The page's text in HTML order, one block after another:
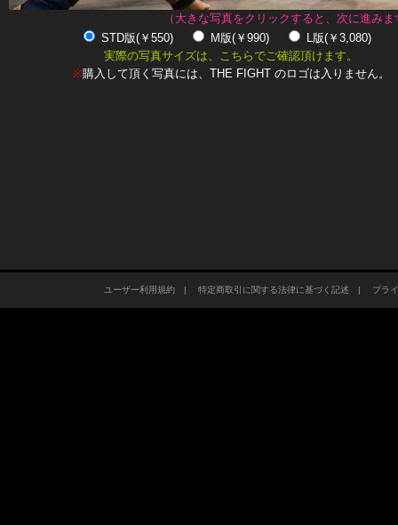
（大きな写真をクリックすると、次に進みま
STD版(￥550)
M版(￥990)
L版(￥3,080)
実際の写真サイズは、こちらでご確認頂けます。
※購入して頂く写真には、THE FIGHT のロゴは入りません。
ユーザー利用規約| 特定商取引に関する法律に基づく記述 | プラ